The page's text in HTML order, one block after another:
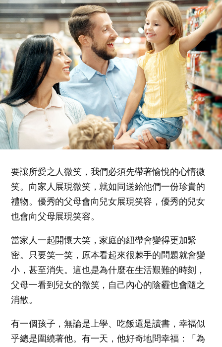
要讓所愛之人微笑，我們必須先帶著愉悅的心情微
笑。向家人展現微笑，就如同送給他們一份珍貴的
禮物。優秀的父母會向兒女展現笑容，優秀的兒女
也會向父母展現笑容。
當家人一起開懷大笑，家庭的紐帶會變得更加緊
密。只要笑一笑，原本看起來很棘手的問題就會變
小，甚至消失。這也是為什麼在生活艱難的時刻，
父母一看到兒女的微笑，自己內心的陰霾也會隨之
消散。
有一個孩子，無論是上學、吃飯還是讀書，幸福似
乎總是圍繞著他。有一天，他好奇地問幸福：「為